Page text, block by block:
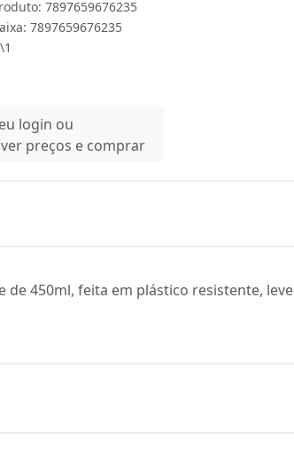
7897659676235
7897659676235
login ou
preços e comprar
450ml, feita em plástico resistente, leve